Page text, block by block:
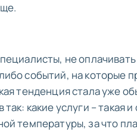
не
событий, на которые
тенденция стала уже
так: какие услуги –
температуры, за что